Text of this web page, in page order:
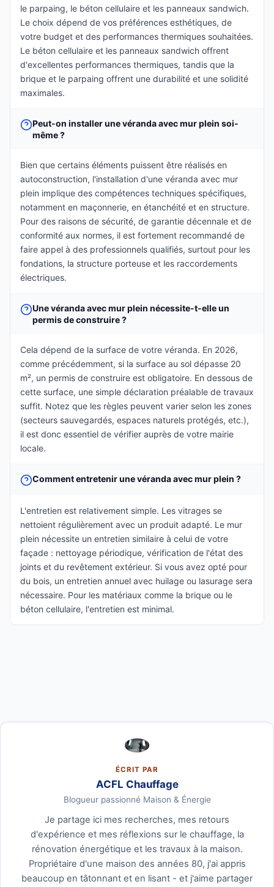
le parpaing, le béton cellulaire et les panneaux sandwich.
Le choix dépend de vos préférences esthétiques, de
votre budget et des performances thermiques souhaitées.
Le béton cellulaire et les panneaux sandwich offrent
d'excellentes performances thermiques, tandis que la
brique et le parpaing offrent une durabilité et une solidité
maximales.
Peut-on installer une véranda avec mur plein soi-
même ?
Bien que certains éléments puissent être réalisés en
autoconstruction, l'installation d'une véranda avec mur
plein implique des compétences techniques spécifiques,
notamment en maçonnerie, en étanchéité et en structure.
Pour des raisons de sécurité, de garantie décennale et de
conformité aux normes, il est fortement recommandé de
faire appel à des professionnels qualifiés, surtout pour les
fondations, la structure porteuse et les raccordements
électriques.
Une véranda avec mur plein nécessite-t-elle un
permis de construire ?
Cela dépend de la surface de votre véranda. En 2026,
comme précédemment, si la surface au sol dépasse 20
m², un permis de construire est obligatoire. En dessous de
cette surface, une simple déclaration préalable de travaux
suffit. Notez que les règles peuvent varier selon les zones
(secteurs sauvegardés, espaces naturels protégés, etc.),
il est donc essentiel de vérifier auprès de votre mairie
locale.
Comment entretenir une véranda avec mur plein ?
L'entretien est relativement simple. Les vitrages se
nettoient régulièrement avec un produit adapté. Le mur
plein nécessite un entretien similaire à celui de votre
façade : nettoyage périodique, vérification de l'état des
joints et du revêtement extérieur. Si vous avez opté pour
du bois, un entretien annuel avec huilage ou lasurage sera
nécessaire. Pour les matériaux comme la brique ou le
béton cellulaire, l'entretien est minimal.
ÉCRIT PAR
ACFL Chauffage
Blogueur passionné Maison & Énergie
Je partage ici mes recherches, mes retours
d'expérience et mes réflexions sur le chauffage, la
rénovation énergétique et les travaux à la maison.
Propriétaire d'une maison des années 80, j'ai appris
beaucoup en tâtonnant et en lisant - et j'aime partager